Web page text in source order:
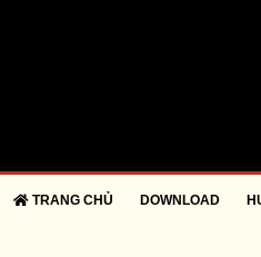
TRANG CHỦ DOWNLOAD